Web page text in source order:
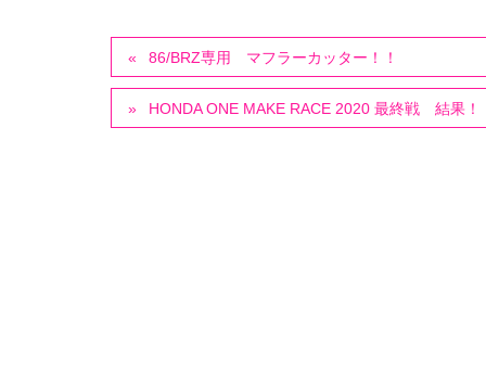
86/BRZ専用 マフラーカッター！！
HONDA ONE MAKE RACE 2020 最終戦 結果！